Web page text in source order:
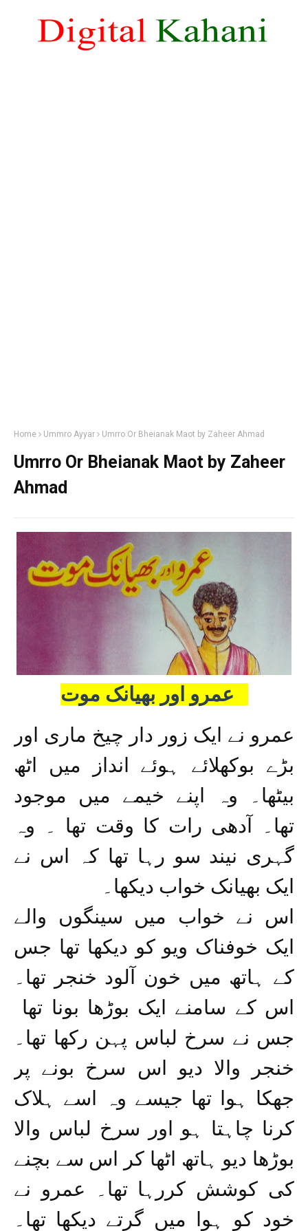
Home Ummro Ayyar Umrro Or Bheianak Maot by Zaheer Ahmad
Umrro Or Bheianak Maot by Zaheer
Ahmad
عمرو نے ایک زور دار چیخ ماری اور
بڑے بوکھلائے ہوئے انداز میں اٹھ
بیٹھا۔ وہ اپنے خیمے میں موجود
تھا۔ آدھی رات کا وقت تھا ۔ وہ
گہری نیند سو رہا تھا کہ اس نے
ایک بھیانک خواب دیکھا۔
اس نے خواب میں سینگوں والے
ایک خوفناک ویو کو دیکھا تھا جس
کے ہاتھ میں خون آلود خنجر تھا۔
اس کے سامنے ایک بوڑھا بونا تھا
جس نے سرخ لباس پہن رکھا تھا۔
خنجر والا دیو اس سرخ بونے پر
جھکا ہوا تھا جیسے وہ اسے ہلاک
کرنا چاہتا ہو اور سرخ لباس والا
بوڑھا دیو ہاتھ اٹھا کر اس سے بچنے
کی کوشش کررہا تھا۔ عمرو نے
خود کو ہوا میں گرتے دیکھا تھا۔